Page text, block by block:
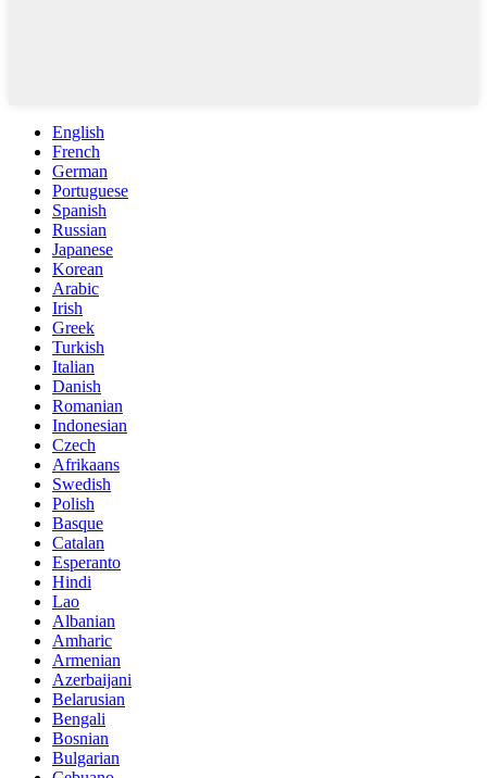
English
French
German
Portuguese
Spanish
Russian
Japanese
Korean
Arabic
Irish
Greek
Turkish
Italian
Danish
Romanian
Indonesian
Czech
Afrikaans
Swedish
Polish
Basque
Catalan
Esperanto
Hindi
Lao
Albanian
Amharic
Armenian
Azerbaijani
Belarusian
Bengali
Bosnian
Bulgarian